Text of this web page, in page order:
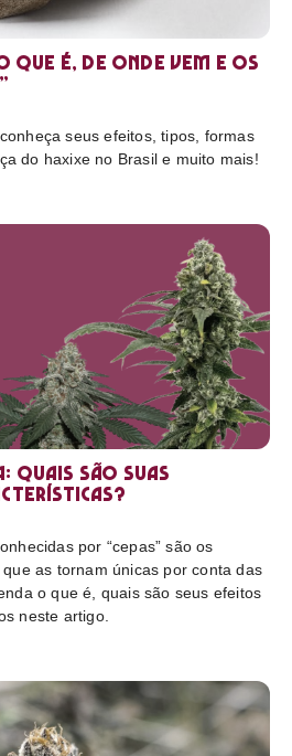
que é, de onde vem e os
seus efeitos, tipos, formas
do haxixe no Brasil e muito mais!
quais são suas
por “cepas” são os
as tornam únicas por conta das
o que é, quais são seus efeitos
neste artigo.